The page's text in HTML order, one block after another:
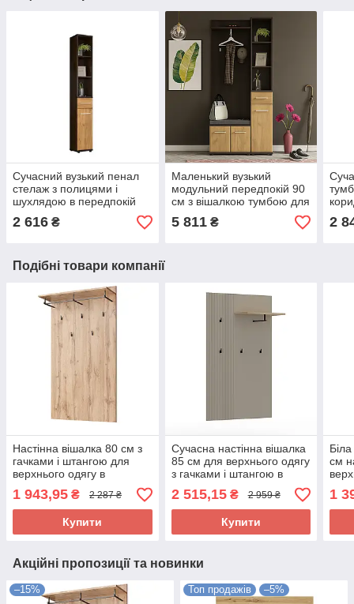
Сучасний вузький пенал
стелаж з полицями і
шухлядою в передпокій
коридор Тріо Мебель
Сервіс
2 616 ₴
Маленький вузький
модульний передпокій 90
см з вішалкою тумбою для
взуття в маленький
коридор Тріо Мебель
5 811₴ 2
Подібні товари компанії
Настінна вішалка 80 см з
гачками і штангою для
верхнього одягу в
передпокій коридор ДСП
Мортіз Мебель Сервіс
1 943,95 ₴ 2 287 ₴
Купити
Сучасна настінна вішалка
85 см для верхнього одягу
з гачками і штангою в
Моніка Мебель Сервіс
2 515,15₴ 2 959 ₴
Купити
см
1
Акційні пропозиції та новинки
–15% Топ продажів –5%